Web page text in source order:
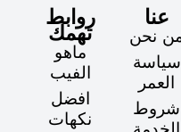
عنا
نحن
سياسة
العمر
شروط
روابط
تهمك
ماهو
الفيب
افضل
نكهات